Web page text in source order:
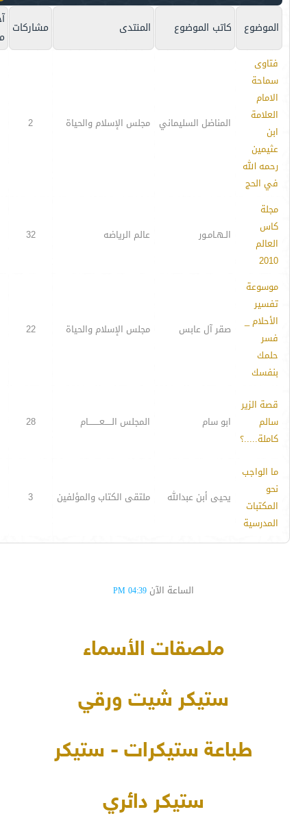
الموضوع كاتب الموضوع المنتدى مشاركات
فتاوى
سماحة
الامام
العلامة
ابن
عثيمين
رحمه الله
في الحج
المناضل السليماني مجلس الإسلام والحياة 2
مجلة
كاس
العالم
2010
الـهـامـور عالم الرياضه 32
موسوعة
تفسير
الأحلام _
فسر
حلمك
بنفسك
صقر آل عابس مجلس الإسلام والحياة 22
قصة الزير
سالم
كاملة.....؟
ابو سام المجلس الـــــعــــــــام 28
ما الواجب
نحو
المكتبات
المدرسية
يحيى أبن عبدالله ملتقى الكتاب والمؤلفين 3
الساعة الآن 04:39 PM
ملصقات الأسماء
ستيكر شيت ورقي
طباعة ستيكرات - ستيكر
ستيكر دائري